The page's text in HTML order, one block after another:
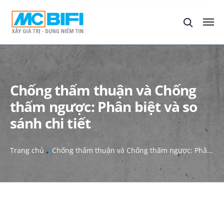
Chống thấm thuận và Chống
thấm ngược: Phân biệt và so
sánh chi tiết
Trang chủ Chống thấm thuận và Chống thấm ngược: Phân biệt và so sánh chi tiết